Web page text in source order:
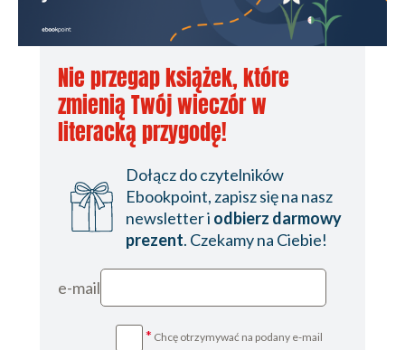
Nie przegap książek, które
zmienią Twój wieczór w
literacką przygodę!
Dołącz do czytelników
Ebookpoint, zapisz się na nasz
newsletter i odbierz darmowy
prezent. Czekamy na Ciebie!
e-mail
* Chcę otrzymywać na podany e-mail